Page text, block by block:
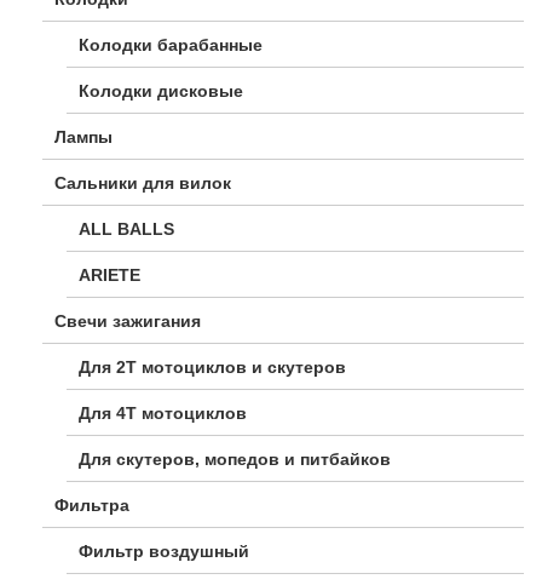
Колодки барабанные
Колодки дисковые
Лампы
Сальники для вилок
ALL BALLS
ARIETE
Свечи зажигания
Для 2Т мотоциклов и скутеров
Для 4Т мотоциклов
Для скутеров, мопедов и питбайков
Фильтра
Фильтр воздушный